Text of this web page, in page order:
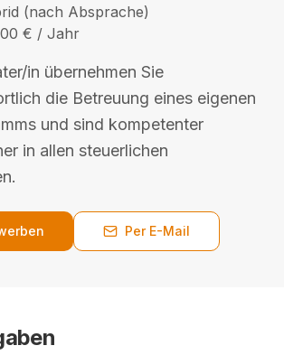
(nach Absprache)
€ / Jahr
in übernehmen Sie
die Betreuung eines eigenen
und sind kompetenter
in allen steuerlichen
Per E-Mail